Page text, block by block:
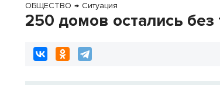
ОБЩЕСТВО → Ситуация
250 домов остались